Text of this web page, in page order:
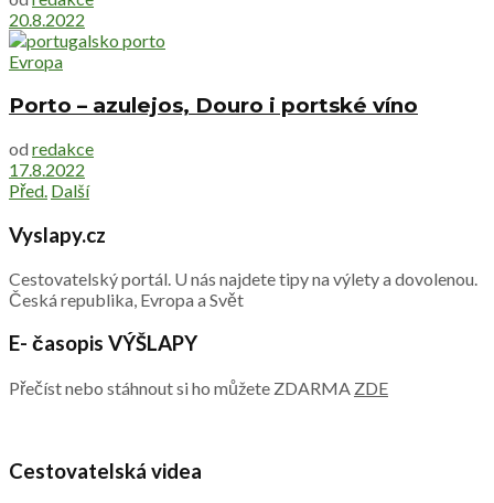
20.8.2022
Evropa
Porto – azulejos, Douro i portské víno
od redakce
17.8.2022
Před. Další
Vyslapy.cz
Cestovatelský portál. U nás najdete tipy na výlety a dovolenou.
Česká republika, Evropa a Svět
E- časopis VÝŠLAPY
Přečíst nebo stáhnout si ho můžete ZDARMA ZDE
Cestovatelská videa